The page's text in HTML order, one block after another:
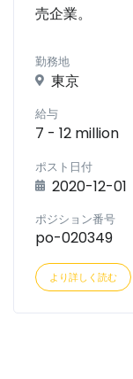
売企業。
勤務地
東京
給与
7 - 12 million
ポスト日付
2020-12-01
ポジション番号
po-020349
より詳しく読む